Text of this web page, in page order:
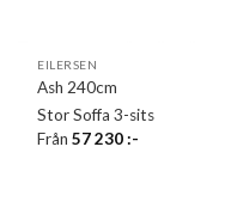
EILERSEN
Ash 240cm
Stor Soffa 3-sits
Från57 230:-